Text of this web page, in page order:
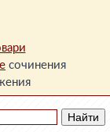
сочинения